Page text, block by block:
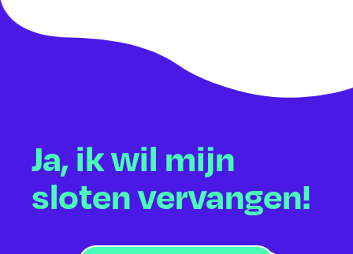
Ja, ik wil mijn
sloten vervangen!